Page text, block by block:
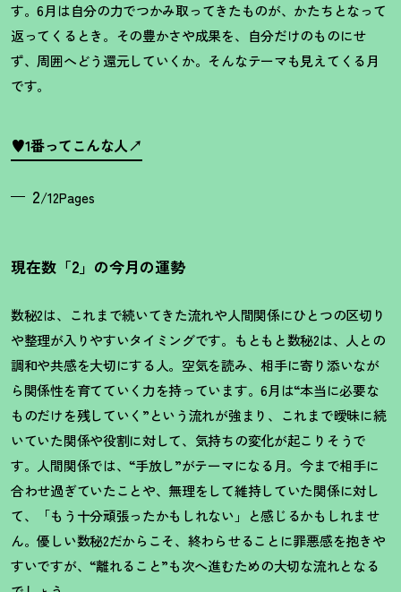
す。6月は自分の力でつかみ取ってきたものが、かたちとなって
返ってくるとき。その豊かさや成果を、自分だけのものにせ
ず、周囲へどう還元していくか。そんなテーマも見えてくる月
です。
♥1番ってこんな人
2/12Pages
現在数「2」の今月の運勢
数秘2は、これまで続いてきた流れや人間関係にひとつの区切り
や整理が入りやすいタイミングです。もともと数秘2は、人との
調和や共感を大切にする人。空気を読み、相手に寄り添いなが
ら関係性を育てていく力を持っています。6月は“本当に必要な
ものだけを残していく”という流れが強まり、これまで曖昧に続
いていた関係や役割に対して、気持ちの変化が起こりそうで
す。人間関係では、“手放し”がテーマになる月。今まで相手に
合わせ過ぎていたことや、無理をして維持していた関係に対し
て、「もう十分頑張ったかもしれない」と感じるかもしれませ
ん。優しい数秘2だからこそ、終わらせることに罪悪感を抱きや
すいですが、“離れること”も次へ進むための大切な流れとなる